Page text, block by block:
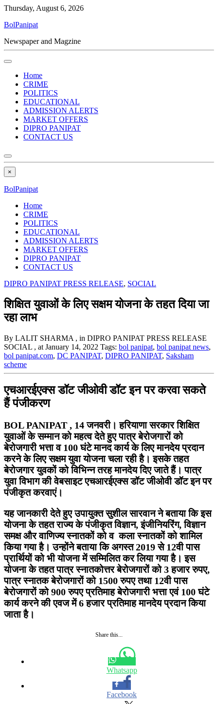
Thursday, August 6, 2026
BolPanipat
Newspaper and Magzine
Home
CRIME
POLITICS
EDUCATIONAL
ADMISSION ALERTS
MARKET OFFERS
DIPRO PANIPAT
CONTACT US
×
BolPanipat
Home
CRIME
POLITICS
EDUCATIONAL
ADMISSION ALERTS
MARKET OFFERS
DIPRO PANIPAT
CONTACT US
DIPRO PANIPAT PRESS RELEASE, SOCIAL
शिक्षित युवाओं के लिए सक्षम योजना के तहत दिया जा
रहा लाभ
By LALIT SHARMA , in DIPRO PANIPAT PRESS RELEASE
SOCIAL , at January 14, 2022 Tags: bol panipat, bol panipat news,
bol panipat.com, DC PANIPAT, DIPRO PANIPAT, Saksham
scheme
एचआरईएक्स डॉट जीओवी डॉट इन पर करवा सकते
हैं पंजीकरण
BOL PANIPAT , 14 जनवरी। हरियाणा सरकार शिक्षित
युवाओं के सम्मान को महत्व देते हुए पात्र बेरोजगारों को
बेरोजगारी भत्ता व 100 घंटे मानद कार्य के लिए मानदेय प्रदान
करने के लिए सक्षम युवा योजना चला रही है। इसके तहत
बेरोजगार युवकों को विभिन्न तरह मानदेय दिए जाते हैं। पात्र
युवा विभाग की वेबसाइट एचआरईएक्स डॉट जीओवी डॉट इन पर
पंजीकृत करवाएं।
यह जानकारी देते हुए उपायुक्त सुशील सारवान ने बताया कि इस
योजना के तहत राज्य के पंजीकृत विज्ञान, इंजीनियरिंग, विज्ञान
समक्ष और वाणिज्य स्नातकों को व कला स्नातकों को शामिल
किया गया है। उन्होंने बताया कि अगस्त 2019 से 12वी पास
प्रार्थियों को भी योजना में सम्मिलित कर लिया गया है। इस
योजना के तहत पात्र स्नातकोत्तर बेरोजगारों को 3 हजार रुपए,
पात्र स्नातक बेरोजगारों को 1500 रुपए तथा 12वी पास
बेरोजगारों को 900 रुपए प्रतिमाह बेरोजगारी भत्ता एवं 100 घंटे
कार्य करने की एवज में 6 हजार प्रतिमाह मानदेय प्रदान किया
जाता है।
Share this...
Whatsapp
Facebook